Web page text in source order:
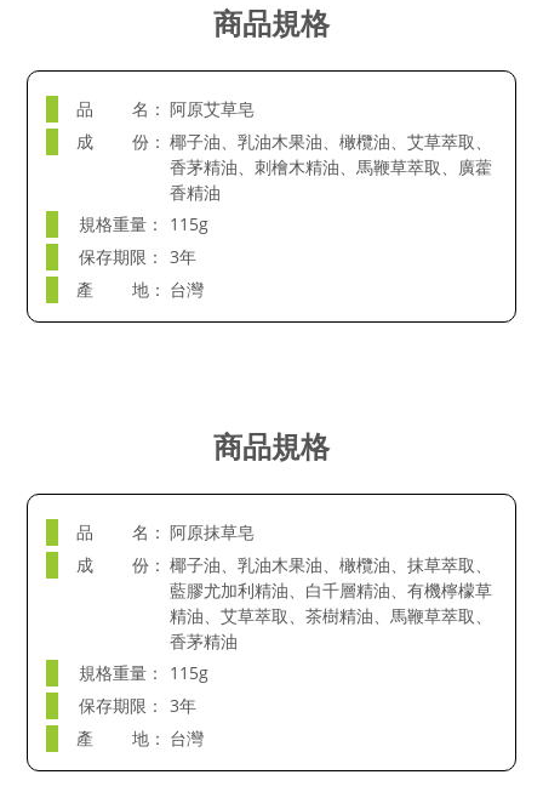
商品規格
品 名： 阿原艾草皂
成 份： 椰子油、乳油木果油、橄欖油、艾草萃取、
香茅精油、刺檜木精油、馬鞭草萃取、廣藿
香精油
規格重量：
115g
保存期限： 3年
產 地： 台灣
商品規格
品 名： 阿原抹草皂
成 份： 椰子油、乳油木果油、橄欖油、抹草萃取、
藍膠尤加利精油、白千層精油、有機檸檬草
精油、艾草萃取、茶樹精油、馬鞭草萃取、
香茅精油
規格重量：
115g
保存期限： 3年
產 地： 台灣